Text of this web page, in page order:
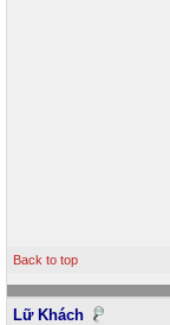
Back to top
Lữ Khách